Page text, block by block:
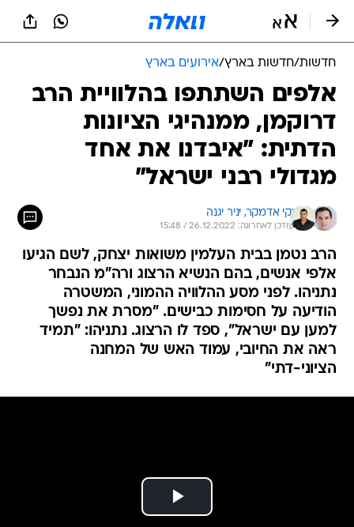
חדשות/חדשות בארץ/אירועים בארץ
אלפים השתתפו בהלוויית הרב
דרוקמן, ממנהיגי הציונות
הדתית: "איבדנו את אחד
מגדולי רבני ישראל"
יקי אדמקר, יניר יגנה
עודכן לאחרונה: 26.12.2022 / 15:48
הרב נטמן בבית העלמין משואות יצחק, לשם הגיעו
אלפי אנשים, בהם הנשיא הרצוג ורה"מ הנבחר
נתניהו. לפני מסע ההלוויה ההמוני, המשטרה
הודיעה על חסימות כבישים. "מסרת את נפשך
למען עם ישראל", ספד לו הרצוג. נתניהו: "תמיד
ראה את החיובי, עמוד האש של המחנה
הציוני-דתי"